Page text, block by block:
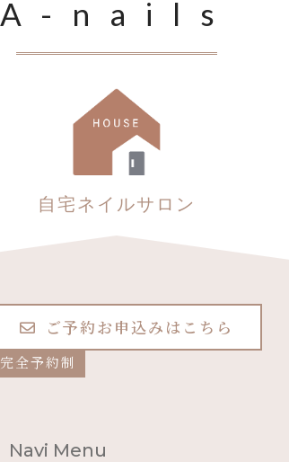
A-nails
自宅ネイルサロン
ご予約お申込みはこちら
完全予約制
Navi Menu